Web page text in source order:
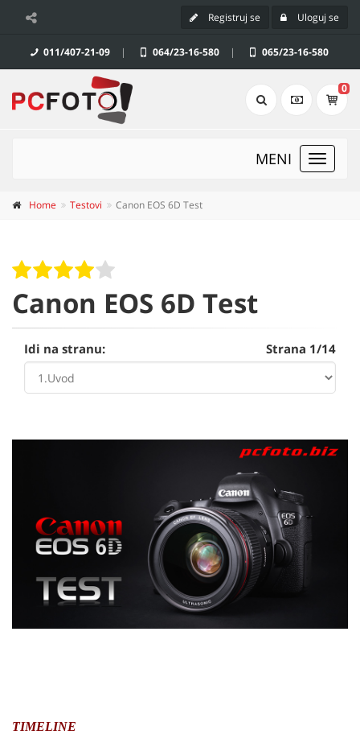
Registruj se Uloguj se
011/407-21-09 | 064/23-16-580 | 065/23-16-580
0
Toggle
MENI
Home Testovi Canon EOS 6D Test
Canon EOS 6D Test
Idi na stranu: Strana 1/14
TIMELINE